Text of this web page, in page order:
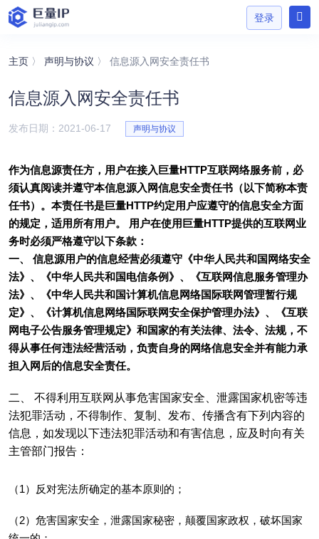
登录
主页 〉 声明与协议 〉 信息源入网安全责任书
信息源入网安全责任书
发布日期：2021-06-17 声明与协议
作为信息源责任方，用户在接入巨量HTTP互联网络服务前，必
须认真阅读并遵守本信息源入网信息安全责任书（以下简称本责
任书）。本责任书是巨量HTTP约定用户应遵守的信息安全方面
的规定，适用所有用户。 用户在使用巨量HTTP提供的互联网业
务时必须严格遵守以下条款：
一、 信息源用户的信息经营必须遵守《中华人民共和国网络安全
法》、《中华人民共和国电信条例》、《互联网信息服务管理办
法》、《中华人民共和国计算机信息网络国际联网管理暂行规
定》、《计算机信息网络国际联网安全保护管理办法》、《互联
网电子公告服务管理规定》和国家的有关法律、法令、法规，不
得从事任何违法经营活动，负责自身的网络信息安全并有能力承
担入网后的信息安全责任。
二、 不得利用互联网从事危害国家安全、泄露国家机密等违
法犯罪活动，不得制作、复制、发布、传播含有下列内容的
信息，如发现以下违法犯罪活动和有害信息，应及时向有关
主管部门报告：
（1）反对宪法所确定的基本原则的；
（2）危害国家安全，泄露国家秘密，颠覆国家政权，破坏国家